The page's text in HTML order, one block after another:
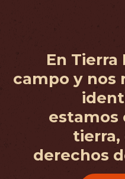
En Tierra
campo y nos
estamos
tierra,
derechos